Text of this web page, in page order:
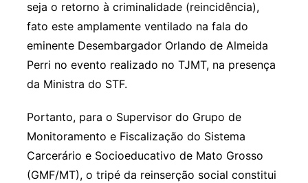
seja o retorno à criminalidade (reincidência),
fato este amplamente ventilado na fala do
eminente Desembargador Orlando de Almeida
Perri no evento realizado no TJMT, na presença
da Ministra do STF.
Portanto, para o Supervisor do Grupo de
Monitoramento e Fiscalização do Sistema
Carcerário e Socioeducativo de Mato Grosso
(GMF/MT), o tripé da reinserção social constitui